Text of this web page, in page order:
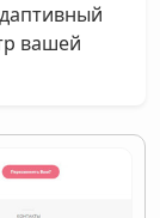
вашей